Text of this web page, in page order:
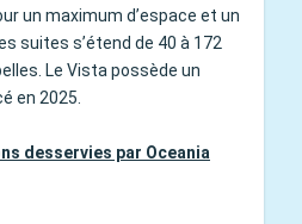
un maximum d’espace et un
suites s’étend de 40 à 172
Le Vista possède un
en 2025.
desservies par Oceania